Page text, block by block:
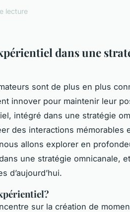
lecture
dans une
sont de plus en plus
innover pour maintenir leur
intégré dans une stratégie
des interactions mémorables
allons explorer en
une stratégie omnicanale,
d’aujourd’hui.
sur la création de